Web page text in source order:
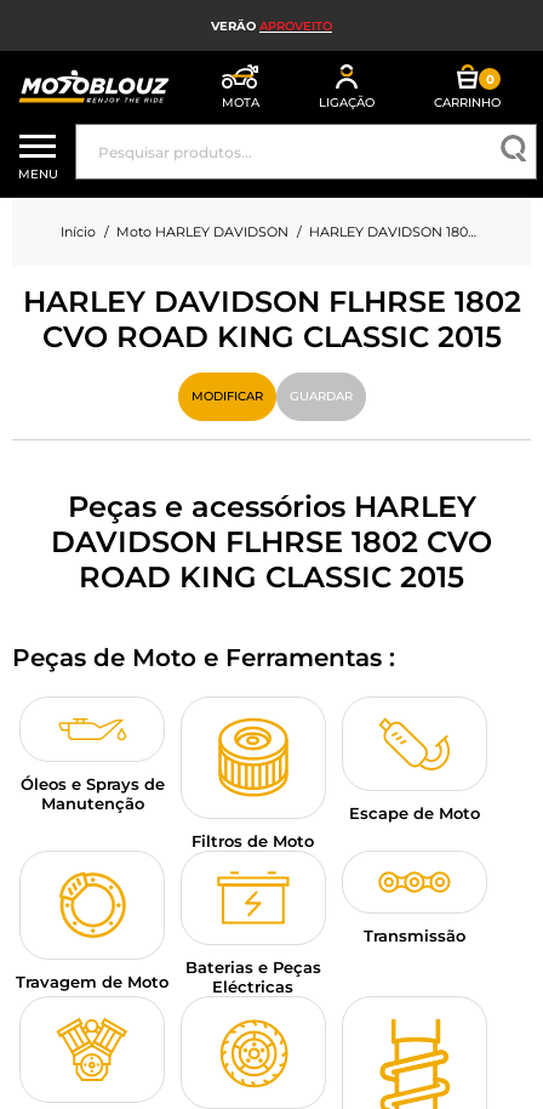
VERÃO APROVEITO
MOTA LIGAÇÃO
0
CARRINHO
CAPACETE DE MOTO
EQUIPAMENTO DE MOTO HOMEM
EQUIPAMENTO DE MOTO SENHORA
MX, ENDURO E TRIAL
HIGH-TECH MOTO
AIRBAG DE MOTO
ACESSÓRIOS DE MOTO
BAGAGEM PARA MOTO
CARTÕES PRESENTE
PT | EUR € — MODIFICAR
CONSELHOS
CONTACTAR-NOS
MENU
Início Moto HARLEY DAVIDSON HARLEY DAVIDSON 1802 FLHRSE 1802 CVO ROAD KING CLASSIC
HARLEY DAVIDSON FLHRSE 1802
CVO ROAD KING CLASSIC 2015
MODIFICAR GUARDAR
Peças e acessórios HARLEY
DAVIDSON FLHRSE 1802 CVO
ROAD KING CLASSIC 2015
Peças de Moto e Ferramentas :
Óleos e Sprays de
Manutenção
Filtros de Moto
Escape de Moto
Travagem de Moto
Baterias e Peças
Eléctricas
Transmissão